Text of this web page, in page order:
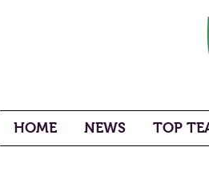
HOME NEWS TOP